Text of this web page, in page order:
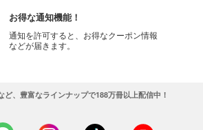
お得な通知機能！
通知を許可すると、お得なクーポン情報
などが届きます。
ど、豊富なラインナップで188万冊以上配信中！